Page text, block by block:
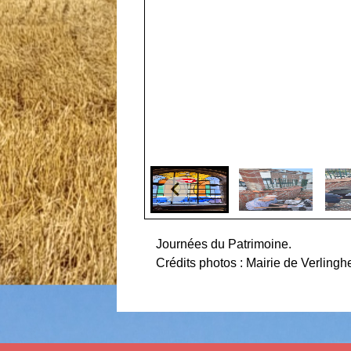
Journées du Patrimoine.
Crédits photos : Mairie de